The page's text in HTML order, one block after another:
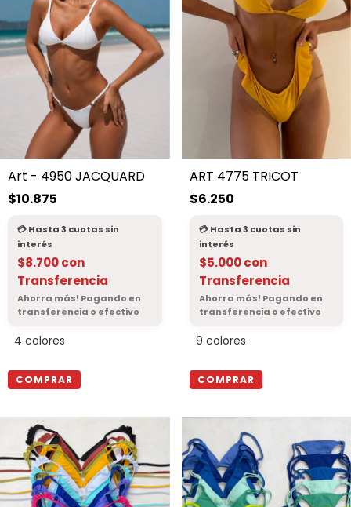
Art - 4950 JACQUARD
$10.875
$8.700con
Transferencia
4 colores
COMPRAR
ART 4775 TRICOT
$6.250
$5.000con
Transferencia
9 colores
COMPRAR